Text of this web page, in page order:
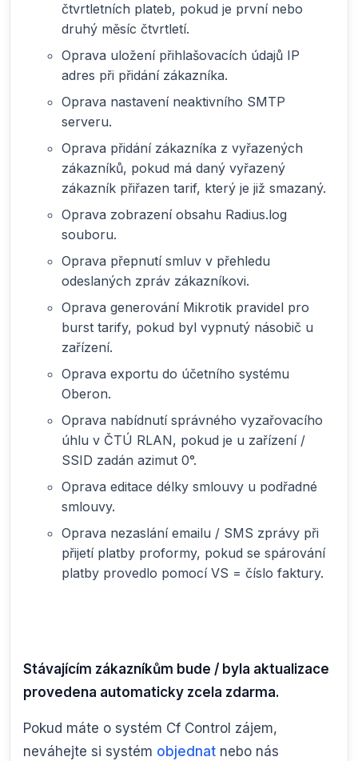
čtvrtletních plateb, pokud je první nebo
druhý měsíc čtvrtletí.
Oprava uložení přihlašovacích údajů IP
adres při přidání zákazníka.
Oprava nastavení neaktivního SMTP
serveru.
Oprava přidání zákazníka z vyřazených
zákazníků, pokud má daný vyřazený
zákazník přiřazen tarif, který je již smazaný.
Oprava zobrazení obsahu Radius.log
souboru.
Oprava přepnutí smluv v přehledu
odeslaných zpráv zákazníkovi.
Oprava generování Mikrotik pravidel pro
burst tarify, pokud byl vypnutý násobič u
zařízení.
Oprava exportu do účetního systému
Oberon.
Oprava nabídnutí správného vyzařovacího
úhlu v ČTÚ RLAN, pokud je u zařízení /
SSID zadán azimut 0°.
Oprava editace délky smlouvy u podřadné
smlouvy.
Oprava nezaslání emailu / SMS zprávy při
přijetí platby proformy, pokud se spárování
platby provedlo pomocí VS = číslo faktury.
Stávajícím zákazníkům bude / byla aktualizace
provedena automaticky zcela zdarma.
Pokud máte o systém Cf Control zájem,
neváhejte si systém objednat nebo nás